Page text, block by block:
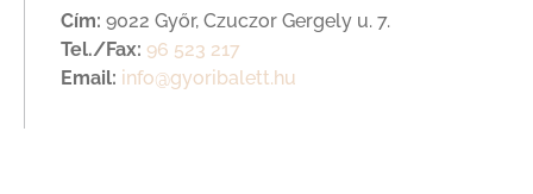
Cím: 9022 Győr, Czuczor Gergely u. 7.
Tel./Fax: 96 523 217
Email: info@gyoribalett.hu